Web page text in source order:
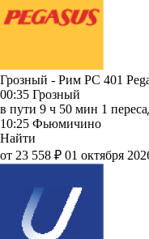
Грозный - Рим PC 401
00:35 Грозный
в пути 9 ч 50 мин 1
10:25 Фьюмичино
Найти
от 23 558 ₽ 01 октября